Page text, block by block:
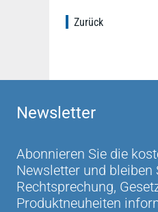
Zurück
Newsletter
Abonnieren Sie die
Newsletter und bleiben
Rechtsprechung,
Produktneuheiten